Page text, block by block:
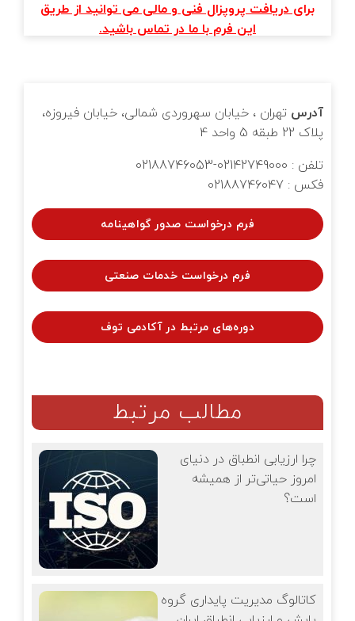
برای دریافت پروپزال فنی و مالی می توانید از طریق
این فرم با ما در تماس باشید.
آدرس تهران ، خیابان سهروردی شمالی، خیابان فیروزه،
پلاک 22 طبقه 5 واحد 4
تلفن : 02142749000-02188746053
فکس : 02188746047
فرم درخواست صدور گواهینامه
فرم درخواست خدمات صنعتی
دوره‌های مرتبط در آکادمی توف
مطالب مرتبط
چرا ارزیابی انطباق در دنیای
امروز حیاتی‌تر از همیشه
است؟
کاتالوگ مدیریت پایداری گروه